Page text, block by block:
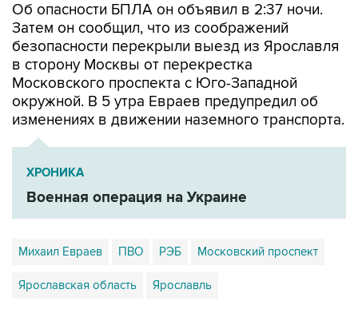
Об опасности БПЛА он объявил в 2:37 ночи.
Затем он сообщил, что из соображений
безопасности перекрыли выезд из Ярославля
в сторону Москвы от перекрестка
Московского проспекта с Юго-Западной
окружной. В 5 утра Евраев предупредил об
изменениях в движении наземного транспорта.
ХРОНИКА
Военная операция на Украине
Михаил Евраев ПВО РЭБ Московский проспект
Ярославская область Ярославль